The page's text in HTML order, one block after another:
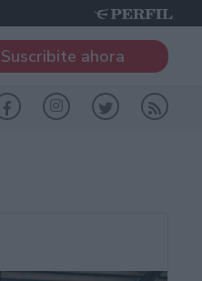
Suscribite ahora